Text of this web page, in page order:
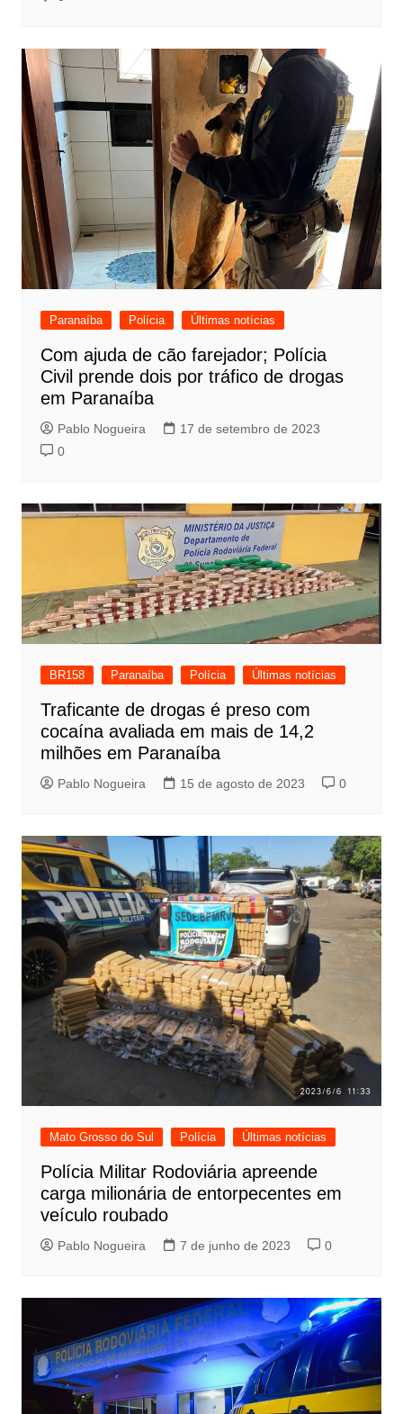
Paranaíba Polícia Últimas notícias
Com ajuda de cão farejador; Polícia
Civil prende dois por tráfico de drogas
em Paranaíba
Pablo Nogueira
17 de setembro de 2023
0
BR158 Paranaíba Polícia Últimas notícias
Traficante de drogas é preso com
cocaína avaliada em mais de 14,2
milhões em Paranaíba
Pablo Nogueira 15 de agosto de 2023 0
Mato Grosso do Sul Polícia Últimas notícias
Polícia Militar Rodoviária apreende
carga milionária de entorpecentes em
veículo roubado
Pablo Nogueira 7 de junho de 2023 0